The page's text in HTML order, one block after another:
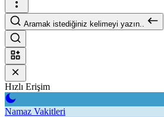
Aramak istediğiniz kelimeyi yazın..
Hızlı Erişim
Namaz Vakitleri